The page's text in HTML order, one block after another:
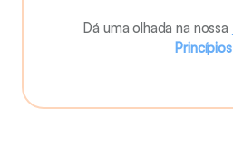
Dá uma olhada na nossa
Princípios